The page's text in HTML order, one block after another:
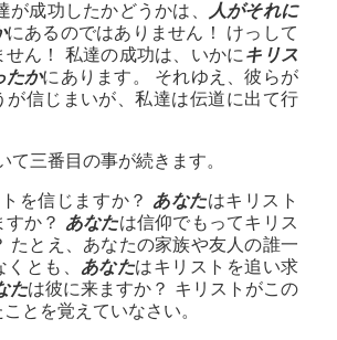
が成功したかどうかは、
人がそれに
にあるのではありません！ けっして
せん！ 私達の成功は、いかに キリス
たかにあります。 それゆえ、彼らが
が信じまいが、私達は伝道に出て行
て三番目の事が続きます。
を信じますか？ あなたはキリスト
か？ あなたは信仰でもってキリス
たとえ、あなたの家族や友人の誰一
とも、 あなたはキリストを追い求
たは彼に来ますか？ キリストがこの
とを覚えていなさい。